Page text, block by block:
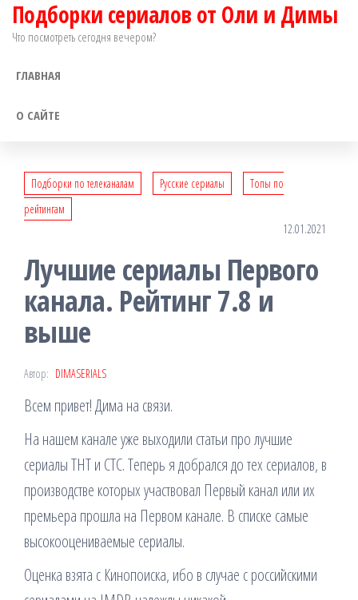
Перейти
Подборки сериалов от Оли и Димы
Что посмотреть сегодня вечером?
ГЛАВНАЯ
О САЙТЕ
Подборки по телеканалам Русские сериалы
Топы по
рейтингам
12.01.2021
Лучшие сериалы Первого
канала. Рейтинг 7.8 и
выше
Автор: DIMASERIALS
Всем привет! Дима на связи.
На нашем канале уже выходили статьи про лучшие
сериалы ТНТ и СТC. Теперь я добрался до тех сериалов, в
производстве которых участвовал Первый канал или их
премьера прошла на Первом канале. В списке самые
высокооцениваемые сериалы.
Оценка взята с Кинопоиска, ибо в случае с российскими